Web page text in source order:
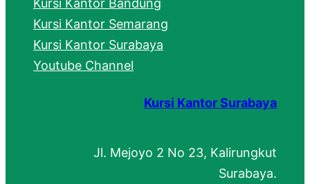
Kursi Kantor Bandung
Kursi Kantor Semarang
Kursi Kantor Surabaya
Youtube Channel
Kursi Kantor Surabaya
Jl. Mejoyo 2 No 23, Kalirungkut
Surabaya.